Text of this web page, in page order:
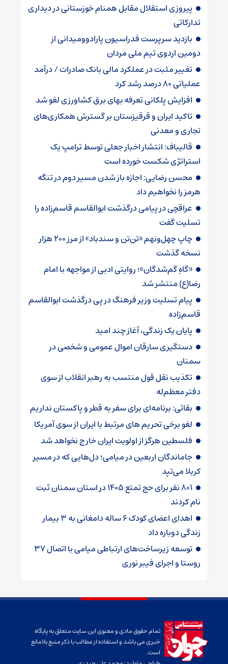
پیروزی استقلال مقابل همنام خوزستانی در دیداری
تدارکاتی
بازدید سرپرست فدراسیون پارادوومیدانی از
دومین اردوی تیم ملی مردان
تغییر مثبت در عملکرد مالی بانک صادرات / درآمد
عملیاتی ۸۰ درصد رشد کرد
افزایش پلکانی تعرفه بهای برق کشاورزی لغو شد
تاکید ایران و قرقیزستان بر گسترش همکاری‌های
تجاری و معدنی
قالیباف: انتشار اخبار جعلی توسط ترامپ یک
استراتژی شکست خورده است
محسن رضایی: اجازه باز شدن مسیر دوم در تنگه
هرمز را نخواهیم داد
عراقچی در پیامی درگذشت ابوالقاسم قاسم‌زاده را
تسلیت گفت
چاپ چهل‌ونهم «تن‌تن و سندباد» از مرز ۲۰۰ هزار
نسخه گذشت
«گاهِ گم‌شدگان»؛ روایتی ادبی از مواجهه با امام
رضا(ع) منتشر شد
پیام تسلیت وزیر فرهنگ در پی درگذشت ابوالقاسم
قاسم‌زاده
پایان یک زندگی، آغاز چند امید
دستگیری سارقان اموال عمومی و شخصی در
سمنان
تکذیب نقل قول منتسب به رهبر انقلاب از سوی
دفتر معظم‌له
بقائی: برنامه‌ای برای سفر به قطر و پاکستان نداریم
لغو برخی تحریم های مرتبط با ایران از سوی آمریکا
فلسطین هرگز از اولویت ایران خارج نخواهد شد
جاماندگان اربعین در میامی؛ دل‌هایی که در مسیر
کربلا می‌تپد
۸۰۱ نفر برای حج تمتع ۱۴۰۵ در استان سمنان ثبت
نام کردند
اهدای اعضای کودک ۶ ساله دامغانی به ۳ بیمار
زندگی دوباره داد
توسعه زیرساخت‌های ارتباطی میامی با اتصال ۳۷
روستا و اجرای فیبر نوری
تمام حقوق مادی و معنوی این سایت متعلق به پایگاه
خبری می باشد و استفاده از مطالب با ذکر منبع بلامانع
است.